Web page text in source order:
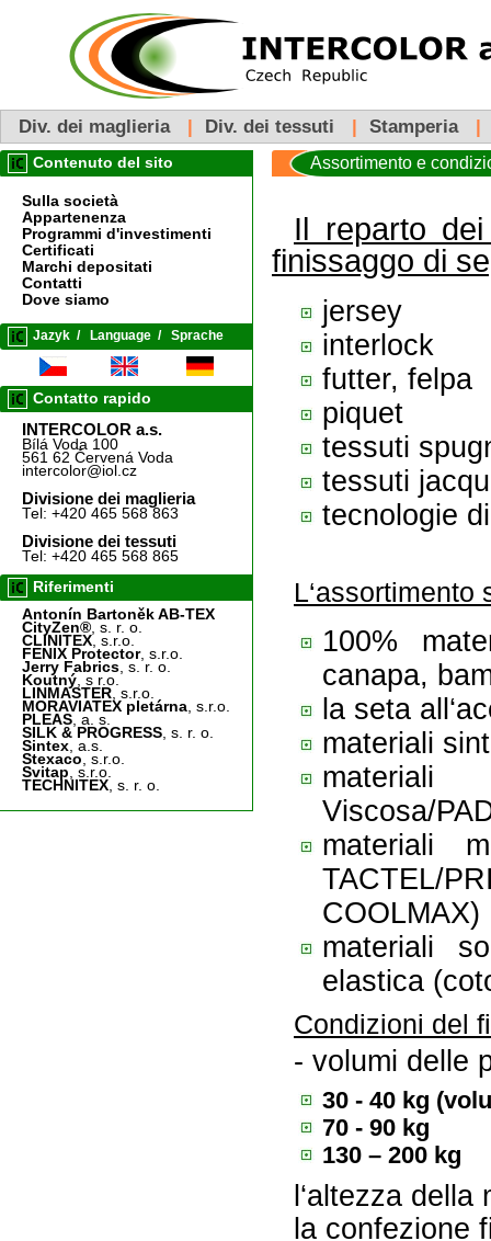
Div. dei maglieria | Div. dei tessuti | Stamperia |
Assortimento e
Il reparto
finissaggo di
jersey
interlock
futter, felpa
piquet
tessuti
tessuti
tecnologie
100%
canapa,
la seta
materiali
materiali
Viscosa/
materiali
TACTEL/
COOLMAX)
materiali
elastica
Condizioni del
- volumi delle
30 - 40 kg
70 - 90 kg
130 – 200 kg
l‘altezza della
la confezione
Contenuto del sito
Sulla società
Appartenenza
Programmi d'investimenti
Certificati
Marchi depositati
Contatti
Dove siamo
Jazyk / Language / Sprache
Contatto rapido
INTERCOLOR a.s.
Bílá Voda 100
561 62 Červená Voda
intercolor@iol.cz
Divisione dei maglieria
Tel: +420 465 568 863
Divisione dei tessuti
Tel: +420 465 568 865
Riferimenti
Antonín Bartoněk AB-TEX
CityZen® , s. r. o.
CLINITEX, s.r.o.
FENIX Protector, s.r.o.
Jerry Fabrics , s. r. o.
Koutný , s r.o.
LINMASTER , s.r.o.
MORAVIATEX pletárna , s.r.o.
PLEAS , a. s.
SILK & PROGRESS , s. r. o.
Sintex , a.s.
Stexaco , s.r.o.
Svitap , s.r.o.
TECHNITEX , s. r. o.